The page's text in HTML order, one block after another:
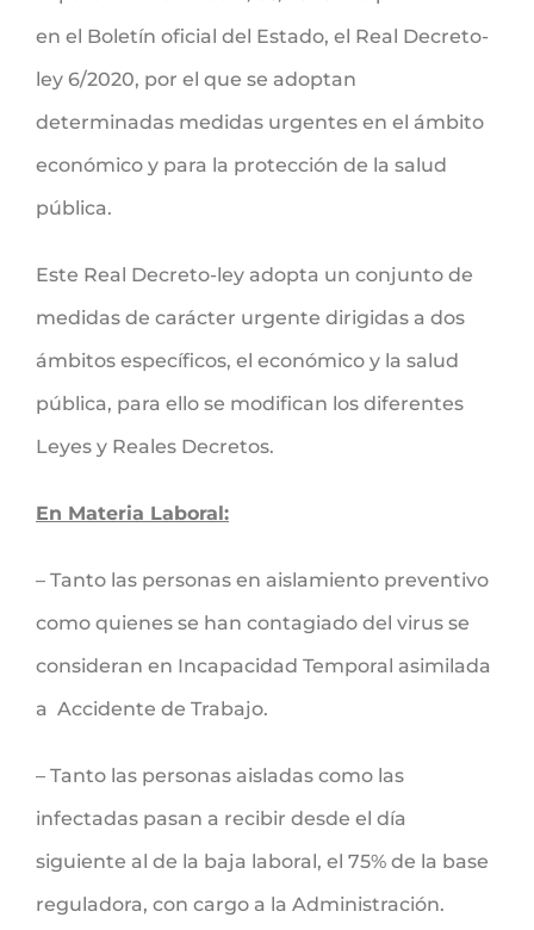
en el Boletín oficial del Estado, el Real Decreto-
ley 6/2020, por el que se adoptan
determinadas medidas urgentes en el ámbito
económico y para la protección de la salud
pública.
Este Real Decreto-ley adopta un conjunto de
medidas de carácter urgente dirigidas a dos
ámbitos específicos, el económico y la salud
pública, para ello se modifican los diferentes
Leyes y Reales Decretos.
En Materia Laboral:
– Tanto las personas en aislamiento preventivo
como quienes se han contagiado del virus se
consideran en Incapacidad Temporal asimilada
a Accidente de Trabajo.
– Tanto las personas aisladas como las
infectadas pasan a recibir desde el día
siguiente al de la baja laboral, el 75% de la base
reguladora, con cargo a la Administración.